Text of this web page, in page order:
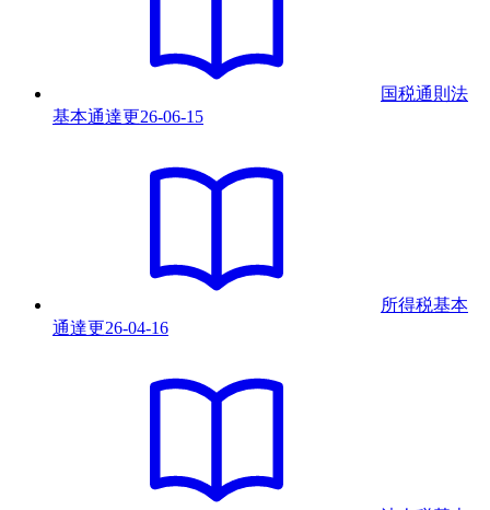
国税通則法
基本通達更26-06-15
所得税基本
通達更26-04-16